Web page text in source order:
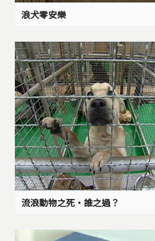
浪犬零安樂
流浪動物之死‧誰之過？